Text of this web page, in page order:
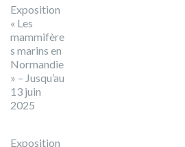
Exposition
« Les
mammifère
s marins en
Normandie
» – Jusqu’au
13 juin
2025
Exposition